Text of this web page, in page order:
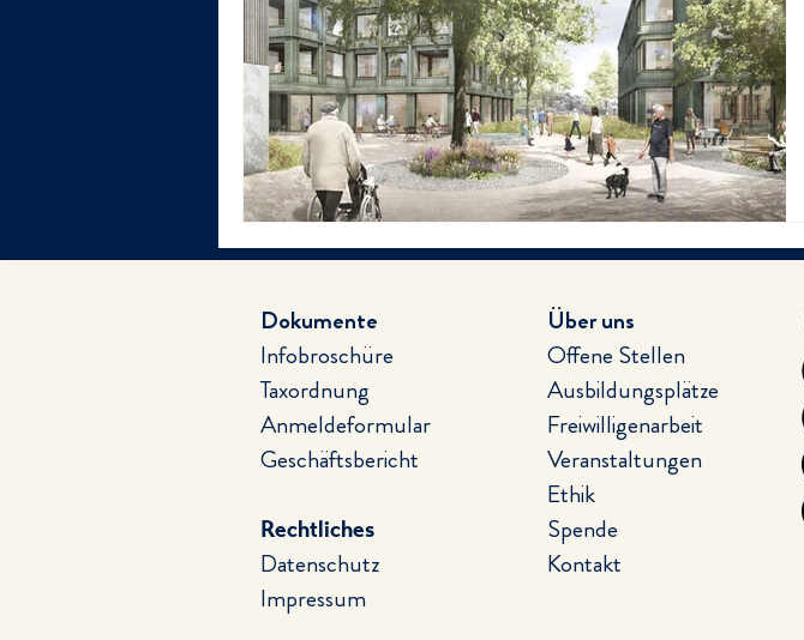
Dokumente
Infobroschüre
Taxordnung
Anmeldeformular
Geschäftsbericht
Rechtliches
Datenschutz
Impressum
Über uns
Offene Stellen
Ausbildungsplätze
Freiwilligenarbeit
Veranstaltungen
Ethik
Spende
Kontakt